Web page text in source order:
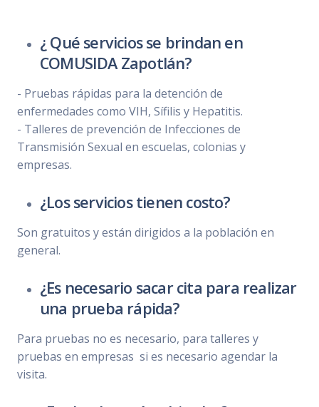
¿ Qué servicios se brindan en
COMUSIDA Zapotlán?
- Pruebas rápidas para la detención de
enfermedades como VIH, Sífilis y Hepatitis.
- Talleres de prevención de Infecciones de
Transmisión Sexual en escuelas, colonias y
empresas.
¿Los servicios tienen costo?
Son gratuitos y están dirigidos a la población en
general.
¿Es necesario sacar cita para realizar
una prueba rápida?
Para pruebas no es necesario, para talleres y
pruebas en empresas si es necesario agendar la
visita.